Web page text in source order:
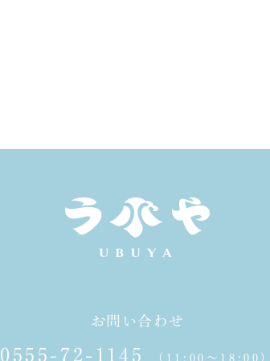
お問い合わせ
0555-72-1145 （11:00～18:00）